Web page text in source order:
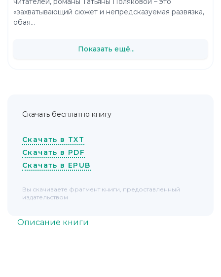
Описание книги
«захватывающий сюжет и непредсказуемая развязка,
обая...
Показать ещё...
Скачать бесплатно книгу
Скачать в TXT
Скачать в PDF
Скачать в EPUB
Вы скачиваете фрагмент книги, предоставленный
издательством